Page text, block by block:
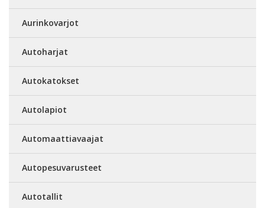
Aurinkovarjot
Autoharjat
Autokatokset
Autolapiot
Automaattiavaajat
Autopesuvarusteet
Autotallit